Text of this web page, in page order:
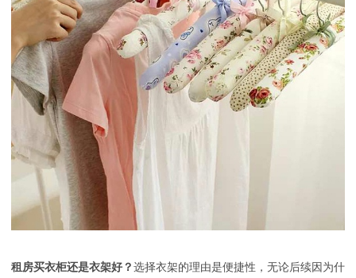
租房买衣柜还是衣架好？ 选择衣架的理由是便捷性，无论后续因为什